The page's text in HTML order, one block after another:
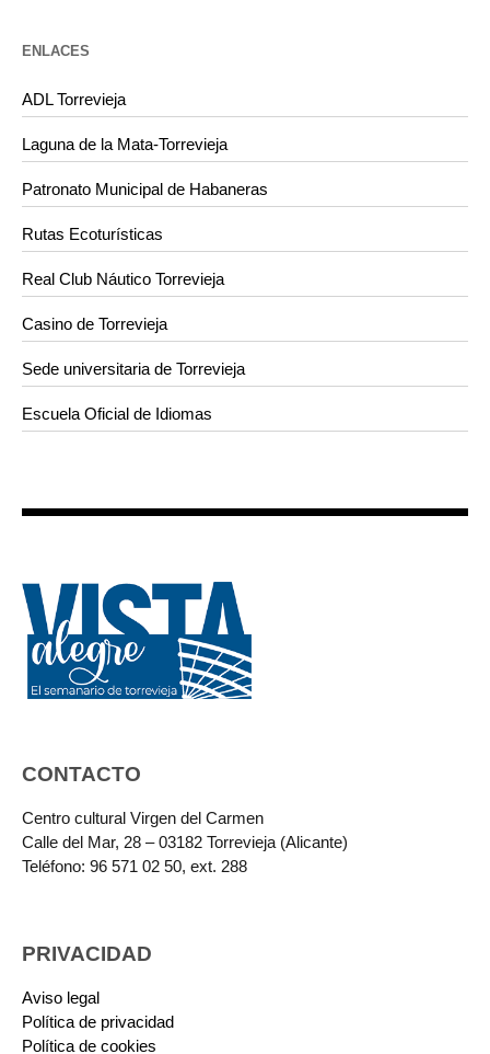
ENLACES
ADL Torrevieja
Laguna de la Mata-Torrevieja
Patronato Municipal de Habaneras
Rutas Ecoturísticas
Real Club Náutico Torrevieja
Casino de Torrevieja
Sede universitaria de Torrevieja
Escuela Oficial de Idiomas
CONTACTO
Centro cultural Virgen del Carmen
Calle del Mar, 28 – 03182 Torrevieja (Alicante)
Teléfono: 96 571 02 50, ext. 288
PRIVACIDAD
Aviso legal
Política de privacidad
Política de cookies